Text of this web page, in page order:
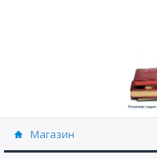
Магазин
Физика, химия